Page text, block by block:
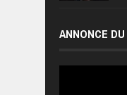
ANNONCE